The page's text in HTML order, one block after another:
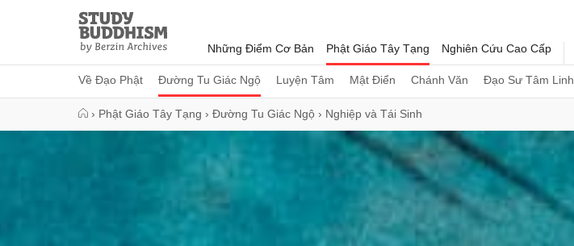
Study
Buddhism
Home
Những Điểm Cơ Bản Phật Giáo Tây Tạng
Về Đạo Phật Đường Tu Giác Ngộ Luyện Tâm Mật Điển Chánh Văn Đạo Sư Tâm Linh
Nghiên Cứu Cao Cấp
› Phật Giáo Tây Tạng › Đường Tu Giác Ngộ › Nghiệp và Tái Sinh